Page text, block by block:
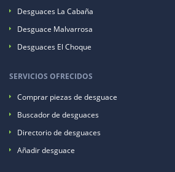
Desguaces La Cabaña
Desguace Malvarrosa
Desguaces El Choque
SERVICIOS OFRECIDOS
Comprar piezas de desguace
Buscador de desguaces
Directorio de desguaces
Añadir desguace